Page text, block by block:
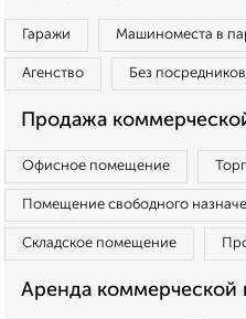
Гаражи Машиноместа в
Агенство Без посредников
Продажа
Офисное помещение
Помещение свободного
Складское помещение
Аренда коммерческой